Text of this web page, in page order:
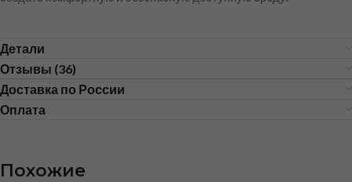
Детали
Отзывы (36)
Доставка по России
Оплата
Похожие